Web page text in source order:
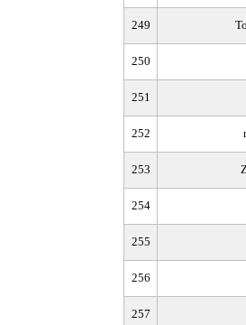
249
250
251
252
253
254
255
256
257